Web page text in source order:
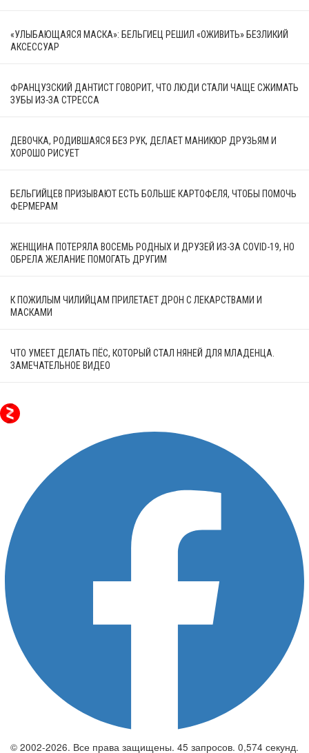
«УЛЫБАЮЩАЯСЯ МАСКА»: БЕЛЬГИЕЦ РЕШИЛ «ОЖИВИТЬ» БЕЗЛИКИЙ
АКСЕССУАР
ФРАНЦУЗСКИЙ ДАНТИСТ ГОВОРИТ, ЧТО ЛЮДИ СТАЛИ ЧАЩЕ СЖИМАТЬ
ЗУБЫ ИЗ-ЗА СТРЕССА
ДЕВОЧКА, РОДИВШАЯСЯ БЕЗ РУК, ДЕЛАЕТ МАНИКЮР ДРУЗЬЯМ И
ХОРОШО РИСУЕТ
БЕЛЬГИЙЦЕВ ПРИЗЫВАЮТ ЕСТЬ БОЛЬШЕ КАРТОФЕЛЯ, ЧТОБЫ ПОМОЧЬ
ФЕРМЕРАМ
ЖЕНЩИНА ПОТЕРЯЛА ВОСЕМЬ РОДНЫХ И ДРУЗЕЙ ИЗ-ЗА COVID-19, НО
ОБРЕЛА ЖЕЛАНИЕ ПОМОГАТЬ ДРУГИМ
К ПОЖИЛЫМ ЧИЛИЙЦАМ ПРИЛЕТАЕТ ДРОН С ЛЕКАРСТВАМИ И
МАСКАМИ
ЧТО УМЕЕТ ДЕЛАТЬ ПЁС, КОТОРЫЙ СТАЛ НЯНЕЙ ДЛЯ МЛАДЕНЦА.
ЗАМЕЧАТЕЛЬНОЕ ВИДЕО
© 2002-2026. Все права защищены. 45 запросов. 0,574 секунд.